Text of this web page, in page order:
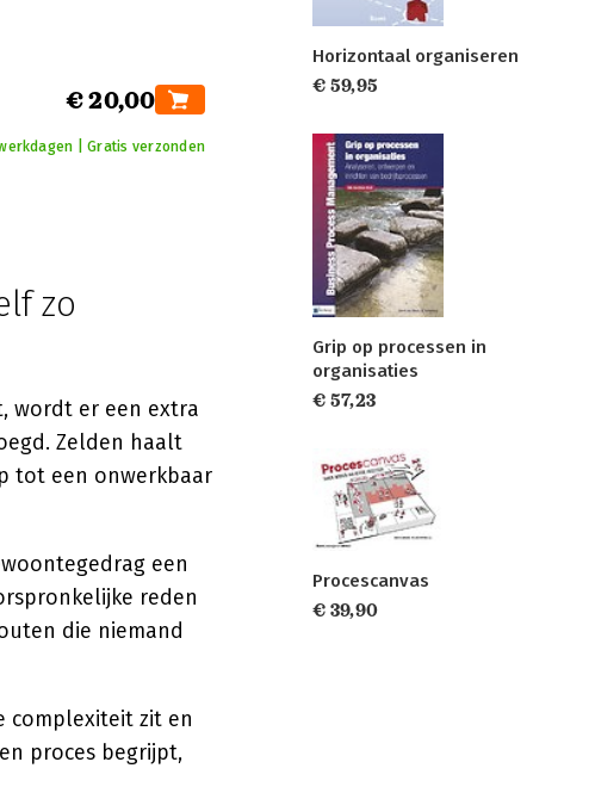
€ 20,00
| Gratis verzonden
zo
wordt er een extra
Zelden haalt
tot een onwerkbaar
een
reden
die niemand
complexiteit zit en
proces begrijpt,
Horizontaal organiseren
€ 59,95
Grip op processen in
organisaties
€ 57,23
Procescanvas
€ 39,90